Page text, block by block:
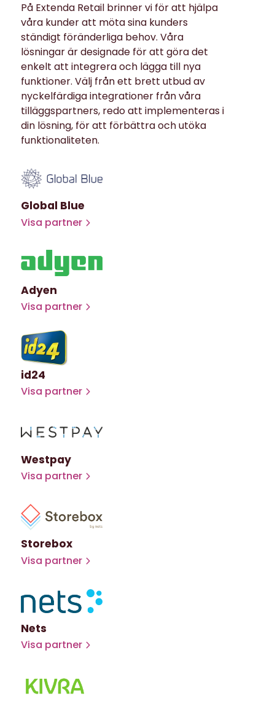
På Extenda Retail brinner vi för att hjälpa
våra kunder att möta sina kunders
ständigt föränderliga behov. Våra
lösningar är designade för att göra det
enkelt att integrera och lägga till nya
funktioner. Välj från ett brett utbud av
nyckelfärdiga integrationer från våra
tilläggspartners, redo att implementeras i
din lösning, för att förbättra och utöka
funktionaliteten.
Global Blue
Visa partner
Adyen
Visa partner
id24
Visa partner
Westpay
Visa partner
Storebox
Visa partner
Nets
Visa partner